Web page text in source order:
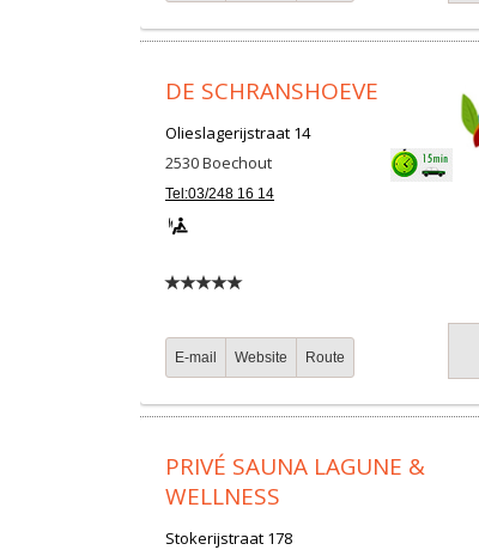
DE SCHRANSHOEVE
Olieslagerijstraat 14
2530Boechout
Tel:03/248 16 14
E-mail Website Route
PRIVÉ SAUNA LAGUNE &
WELLNESS
Stokerijstraat 178